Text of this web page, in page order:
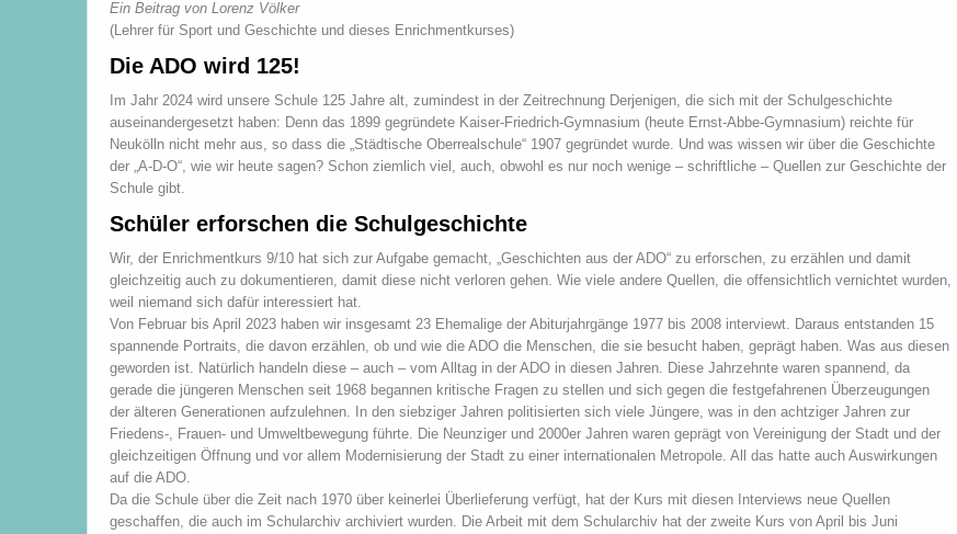
Ein Beitrag von Lorenz Völker
(Lehrer für Sport und Geschichte und dieses Enrichmentkurses)
Die ADO wird 125!
Im Jahr 2024 wird unsere Schule 125 Jahre alt, zumindest in der Zeitrechnung Derjenigen, die sich mit der Schulgeschichte
auseinandergesetzt haben: Denn das 1899 gegründete Kaiser-Friedrich-Gymnasium (heute Ernst-Abbe-Gymnasium) reichte für
Neukölln nicht mehr aus, so dass die „Städtische Oberrealschule“ 1907 gegründet wurde. Und was wissen wir über die Geschichte
der „A-D-O“, wie wir heute sagen? Schon ziemlich viel, auch, obwohl es nur noch wenige – schriftliche – Quellen zur Geschichte der
Schule gibt.
Schüler erforschen die Schulgeschichte
Wir, der Enrichmentkurs 9/10 hat sich zur Aufgabe gemacht, „Geschichten aus der ADO“ zu erforschen, zu erzählen und damit
gleichzeitig auch zu dokumentieren, damit diese nicht verloren gehen. Wie viele andere Quellen, die offensichtlich vernichtet wurden,
weil niemand sich dafür interessiert hat.
Von Februar bis April 2023 haben wir insgesamt 23 Ehemalige der Abiturjahrgänge 1977 bis 2008 interviewt. Daraus entstanden 15
spannende Portraits, die davon erzählen, ob und wie die ADO die Menschen, die sie besucht haben, geprägt haben. Was aus diesen
geworden ist. Natürlich handeln diese – auch – vom Alltag in der ADO in diesen Jahren. Diese Jahrzehnte waren spannend, da
gerade die jüngeren Menschen seit 1968 begannen kritische Fragen zu stellen und sich gegen die festgefahrenen Überzeugungen
der älteren Generationen aufzulehnen. In den siebziger Jahren politisierten sich viele Jüngere, was in den achtziger Jahren zur
Friedens-, Frauen- und Umweltbewegung führte. Die Neunziger und 2000er Jahren waren geprägt von Vereinigung der Stadt und der
gleichzeitigen Öffnung und vor allem Modernisierung der Stadt zu einer internationalen Metropole. All das hatte auch Auswirkungen
auf die ADO.
Da die Schule über die Zeit nach 1970 über keinerlei Überlieferung verfügt, hat der Kurs mit diesen Interviews neue Quellen
geschaffen, die auch im Schularchiv archiviert wurden. Die Arbeit mit dem Schularchiv hat der zweite Kurs von April bis Juni